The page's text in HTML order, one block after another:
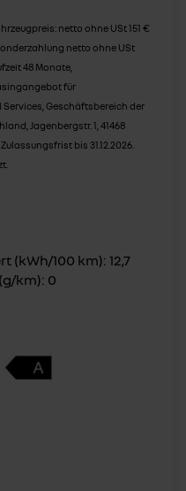
netto ohne USt 151 €
netto ohne USt
48 Monate,
für
Geschäftsbereich der
Jagenbergstr. 1, 41468
bis 31.12.2026.
100 km): 12,7
km): 0